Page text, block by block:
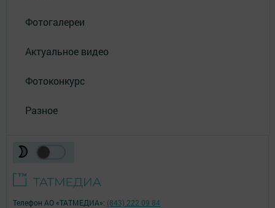
Фотогалереи
Актуальное видео
Фотоконкурс
Разное
Телефон АО «ТАТМЕДИА»: (843) 222 09 84